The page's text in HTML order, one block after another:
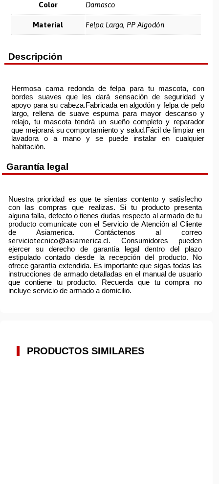
Color Damasco
Material Felpa Larga, PP Algodón
Descripción
Hermosa cama redonda de felpa para tu mascota, con
bordes suaves que les dará sensación de seguridad y
apoyo para su cabeza.Fabricada en algodón y felpa de pelo
largo, rellena de suave espuma para mayor descanso y
relajo, tu mascota tendrá un sueño completo y reparador
que mejorará su comportamiento y salud.Fácil de limpiar en
lavadora o a mano y se puede instalar en cualquier
habitación.
Garantía legal
Nuestra prioridad es que te sientas contento y satisfecho
con las compras que realizas. Si tu producto presenta
alguna falla, defecto o tienes dudas respecto al armado de tu
producto comunícate con el Servicio de Atención al Cliente
de Asiamerica. Contáctenos al correo
serviciotecnico@asiamerica.cl. Consumidores pueden
ejercer su derecho de garantía legal dentro del plazo
estipulado contado desde la recepción del producto. No
ofrece garantía extendida. Es importante que sigas todas las
instrucciones de armado detalladas en el manual de usuario
que contiene tu producto. Recuerda que tu compra no
incluye servicio de armado a domicilio.
PRODUCTOS SIMILARES